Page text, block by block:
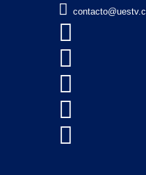
 contacto@uestv.cl




